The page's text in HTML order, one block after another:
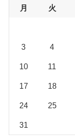
月 火
3 4
10 11
17 18
24 25
31